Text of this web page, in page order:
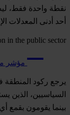
أحد أدنى المعدلات
in the public sector?
مؤشر
يرجع ركود المنطقة
السياسيين، الذين
بينما يقومون بقمع